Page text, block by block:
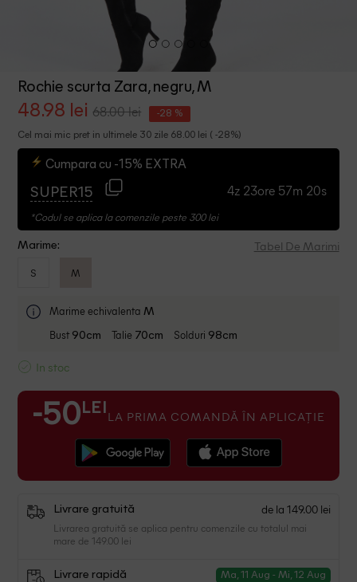
Rochie scurta Zara, negru, M
48.98 lei 68.00 lei -28 %
Cel mai mic pret in ultimele 30 zile 68.00 lei ( -28%)
Cumpara cu -15% EXTRA
SUPER15 4z 23ore 57m 19s
*Codul se aplica la comenzile peste 300 lei
Marime: Tabel De Marimi
S M
Marime echivalenta M
Bust 90cm Talie 70cm Solduri 98cm
In stoc
-50 LEI LA PRIMA COMANDĂ ÎN APLICAȚIE
Livrare gratuită de la 149.00 lei
Livrarea gratuită se aplica pentru comenzile cu totalul mai
mare de 149.00 lei
Livrare rapidă Ma, 11 Aug - Mi, 12 Aug